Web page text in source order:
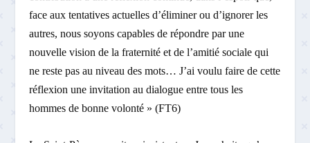
face aux tentatives actuelles d’éliminer ou d’ignorer les
autres, nous soyons capables de répondre par une
nouvelle vision de la fraternité et de l’amitié sociale qui
ne reste pas au niveau des mots… J’ai voulu faire de cette
réflexion une invitation au dialogue entre tous les
hommes de bonne volonté » (FT6)